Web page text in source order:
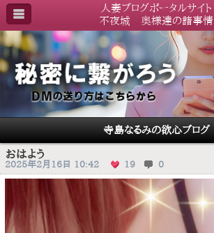
人妻ブログポータルサイト
不夜城 奥様達の諸事情
寺島なるみの欲心ブログ
おはよう
2025年2月16日 10:42 19 0